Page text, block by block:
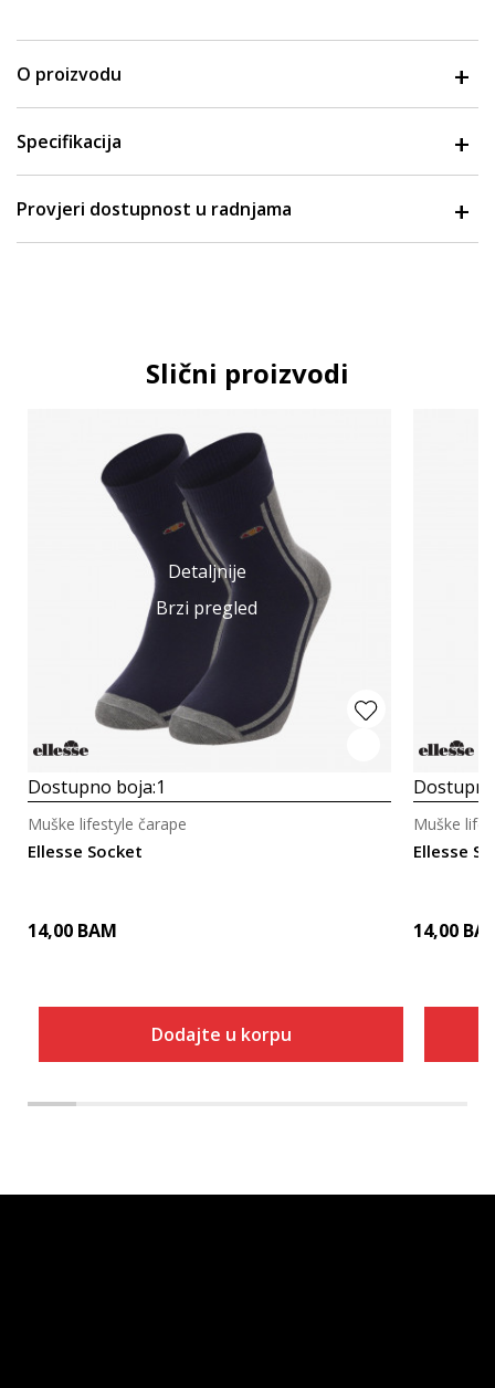
O proizvodu
Specifikacija
Provjeri dostupnost u radnjama
Slični proizvodi
Detaljnije
Brzi pregled
Dostupno boja:1
Ellesse Socket
Muške lifestyle čarape
14,00 BAM
Dodajte u korpu
Ellesse
Muške
14,00